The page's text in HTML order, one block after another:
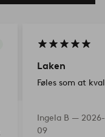
Laken
Føles som at
Ingela B —
09